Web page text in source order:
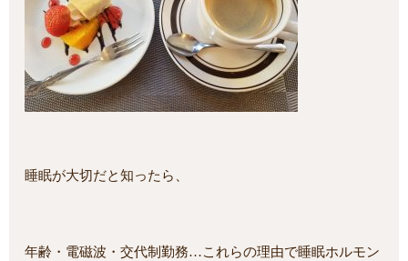
睡眠が大切だと知ったら、
年齢・電磁波・交代制勤務…これらの理由で睡眠ホルモン